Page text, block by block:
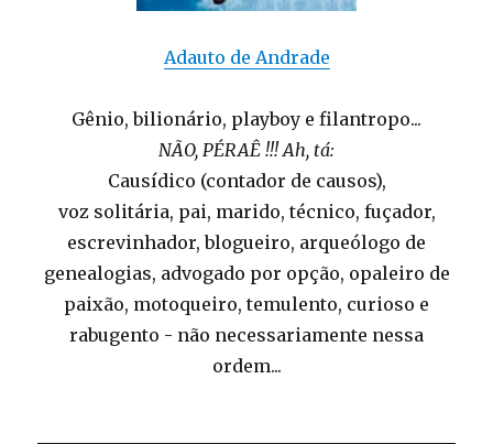
Adauto de Andrade
Gênio, bilionário, playboy e filantropo...
NÃO, PÉRAÊ !!! Ah, tá:
Causídico (contador de causos),
voz solitária, pai, marido, técnico, fuçador,
escrevinhador, blogueiro, arqueólogo de
genealogias, advogado por opção, opaleiro de
paixão, motoqueiro, temulento, curioso e
rabugento - não necessariamente nessa
ordem...